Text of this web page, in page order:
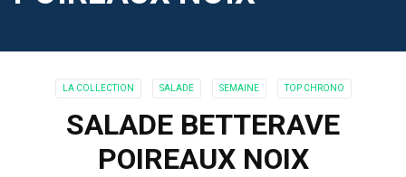
LA COLLECTION SALADE SEMAINE TOP CHRONO
SALADE BETTERAVE
POIREAUX NOIX